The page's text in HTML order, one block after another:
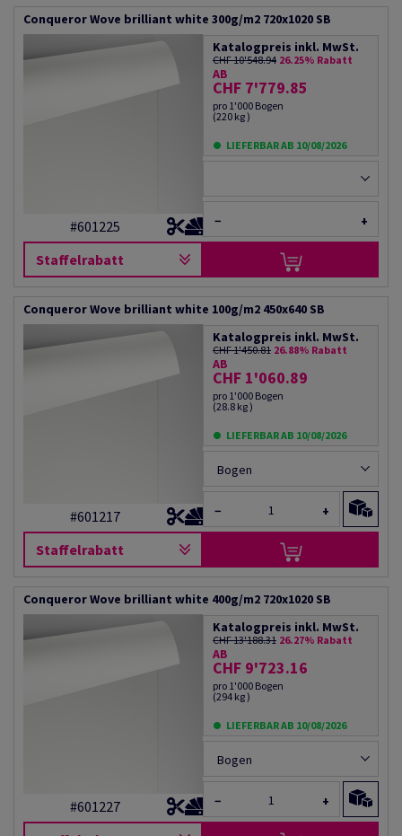
Conqueror Wove brilliant white 300g/m2 720x1020 SB
#601225
Staffelrabatt
Katalogpreis inkl. MwSt.
CHF 10'548.94 26.25% Rabatt
AB
CHF 7'779.85
pro 1'000 Bogen
(220 kg )
LIEFERBAR AB 10/08/2026
− +
Conqueror Wove brilliant white 100g/m2 450x640 SB
#601217
Staffelrabatt
Katalogpreis inkl. MwSt.
CHF 1'450.81 26.88% Rabatt
AB
CHF 1'060.89
pro 1'000 Bogen
(28.8 kg )
LIEFERBAR AB 10/08/2026
Bogen
− +
Conqueror Wove brilliant white 400g/m2 720x1020 SB
#601227
Katalogpreis inkl. MwSt.
CHF 13'188.31 26.27% Rabatt
AB
CHF 9'723.16
pro 1'000 Bogen
(294 kg )
LIEFERBAR AB 10/08/2026
Bogen
− +